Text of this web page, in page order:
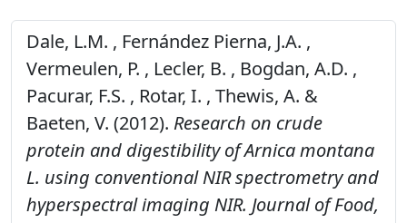
Dale, L.M. , Fernández Pierna, J.A. ,
Vermeulen, P. , Lecler, B. , Bogdan, A.D. ,
Pacurar, F.S. , Rotar, I. , Thewis, A. &
Baeten, V. (2012). Research on crude
protein and digestibility of Arnica montana
L. using conventional NIR spectrometry and
hyperspectral imaging NIR. Journal of Food,